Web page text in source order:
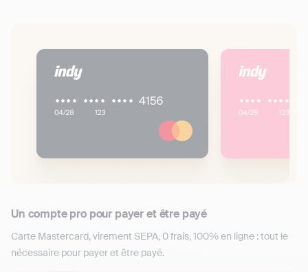
Un compte pro pour payer et être payé
Carte Mastercard, virement SEPA, 0 frais, 100% en ligne : tout le
nécessaire pour payer et être payé.